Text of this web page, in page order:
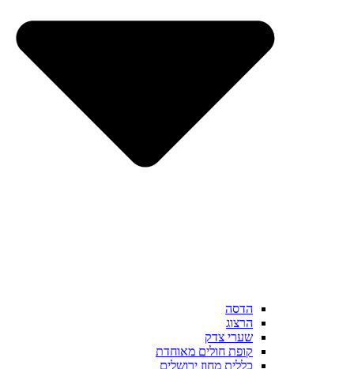
הדסה
הרצוג
שערי צדק
קופת חולים מאוחדת
כללית מחוז ירושלים